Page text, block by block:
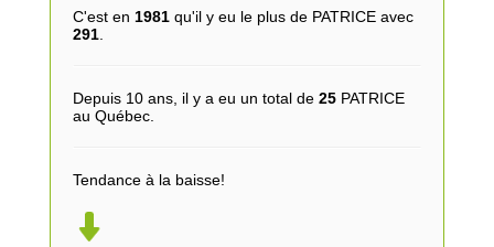
C'est en 1981qu'il y eu le plus de PATRICE avec
291.
Depuis 10 ans, il y a eu un total de 25PATRICE
au Québec.
Tendance à la baisse!